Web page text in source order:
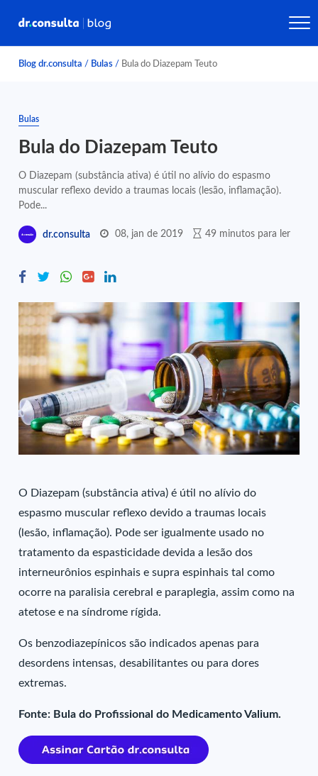
Blog dr.consulta / Bulas / Bula do Diazepam Teuto
Bulas
Bula do Diazepam Teuto
O Diazepam (substância ativa) é útil no alívio do espasmo
muscular reflexo devido a traumas locais (lesão, inflamação).
Pode...
dr.consulta 08, jan de 2019 49 minutos para ler
O Diazepam (substância ativa) é útil no alívio do
espasmo muscular reflexo devido a traumas locais
(lesão, inflamação). Pode ser igualmente usado no
tratamento da espasticidade devida a lesão dos
interneurônios espinhais e supra espinhais tal como
ocorre na paralisia cerebral e paraplegia, assim como na
atetose e na síndrome rígida.
Os benzodiazepínicos são indicados apenas para
desordens intensas, desabilitantes ou para dores
extremas.
Fonte: Bula do Profissional do Medicamento Valium.